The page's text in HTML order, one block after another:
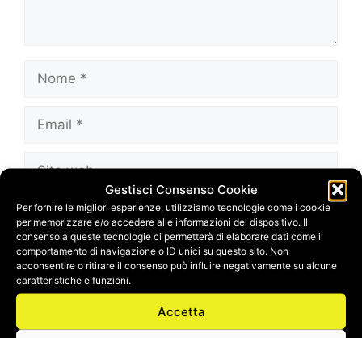
Gestisci Consenso Cookie
Per fornire le migliori esperienze, utilizziamo tecnologie come i cookie
per memorizzare e/o accedere alle informazioni del dispositivo. Il
consenso a queste tecnologie ci permetterà di elaborare dati come il
comportamento di navigazione o ID unici su questo sito. Non
acconsentire o ritirare il consenso può influire negativamente su alcune
caratteristiche e funzioni.
Accetta
Nome
Email
Sito
Salva il mio nome, email e sito web in questo
browser per la prossima volta che
commento.